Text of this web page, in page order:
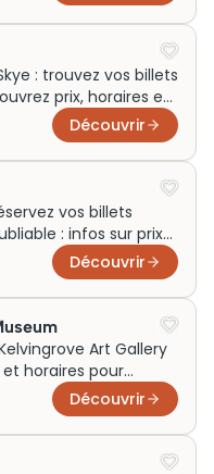
: trouvez vos billets
prix, horaires et
Découvrir
vos billets
: infos sur prix
!
Découvrir
Art Gallery
et horaires pour
!
Découvrir